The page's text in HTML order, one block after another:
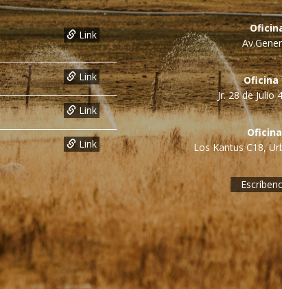
Link
Link
Link
Link
Oficina
Jr. 28 de Julio
Los Kantus C18,